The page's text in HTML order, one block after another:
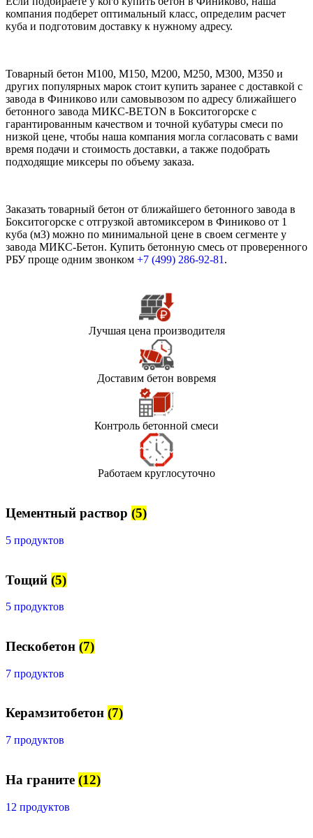
компания подберет оптимальный класс, определим расчет
куба и подготовим доставку к нужному адресу.
Товарный бетон М100, М150, М200, М250, М300, М350 и
других популярных марок стоит купить заранее с доставкой с
завода в Финиково или самовывозом по адресу ближайшего
бетонного завода МИКС-BETON в Бокситогорске с
гарантированным качеством и точной кубатуры смеси по
низкой цене, чтобы наша компания могла согласовать с вами
время подачи и стоимость доставки, а также подобрать
подходящие миксеры по объему заказа.
Заказать товарный бетон от ближайшего бетонного завода в
Бокситогорске с отгрузкой автомиксером в Финиково от 1
куба (м3) можно по минимальной цене в своем сегменте у
завода МИКС-Бетон. Купить бетонную смесь от проверенного
РБУ проще одним звонком +7 (499) 286-92-81 .
Лучшая цена производителя
Доставим бетон вовремя
Контроль бетонной смеси
Работаем круглосуточно
Цементный раствор (5)
5 продуктов
Тощий (5)
5 продуктов
Пескобетон (7)
7 продуктов
Керамзитобетон (7)
7 продуктов
На граните (12)
12 продуктов